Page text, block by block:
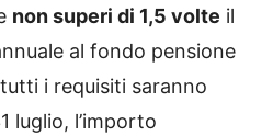
non superi di 1,5 volte il
al fondo pensione
i requisiti saranno
luglio, l’importo